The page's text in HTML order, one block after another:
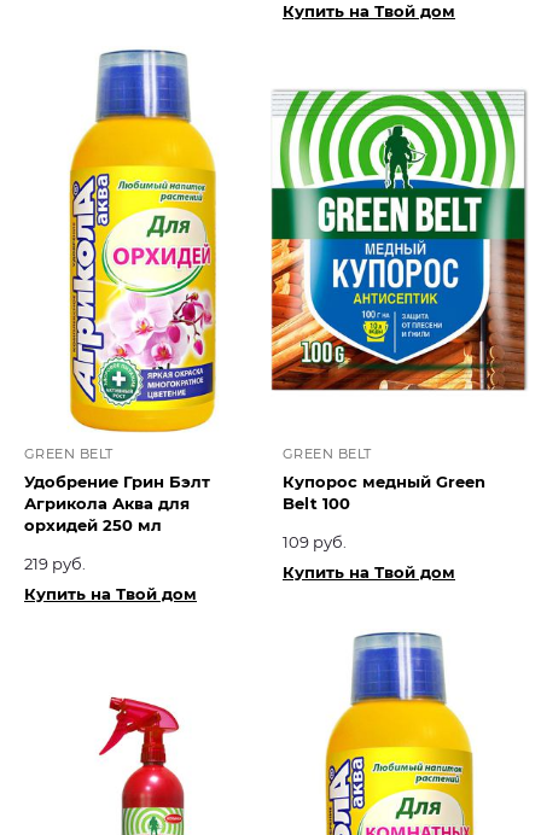
Купить на Твой дом
GREEN BELT
Удобрение Грин Бэлт
Агрикола Аква для
орхидей 250 мл
219 руб.
Купить на Твой дом
GREEN BELT
Купорос медный Green
Belt 100
109 руб.
Купить на Твой дом